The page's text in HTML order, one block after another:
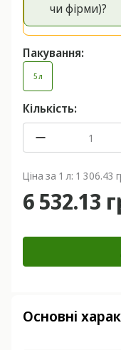
чи фірми)?
Пакування:
5 л
Кількість:
Ціна за 1 л: 1 306.43
6 532.13
Основні